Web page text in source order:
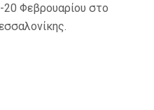
20 Φεβρουαρίου στο